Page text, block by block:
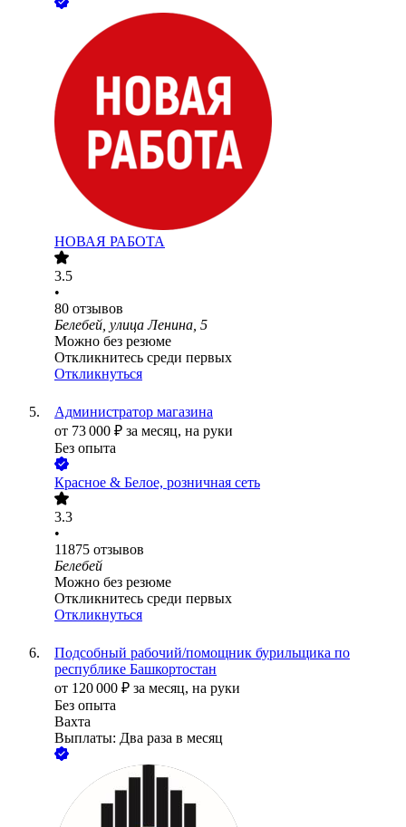
НОВАЯ РАБОТА
3.5
•
80 отзывов
Белебей, улица Ленина, 5
Можно без резюме
Откликнитесь среди первых
Откликнуться
Администратор магазина
от 73 000 ₽ за месяц, на руки
Без опыта
Красное & Белое, розничная сеть
3.3
•
11875 отзывов
Белебей
Можно без резюме
Откликнитесь среди первых
Откликнуться
Подсобный рабочий/помощник бурильщика по
республике Башкортостан
от 120 000 ₽ за месяц, на руки
Без опыта
Вахта
Выплаты: Два раза в месяц